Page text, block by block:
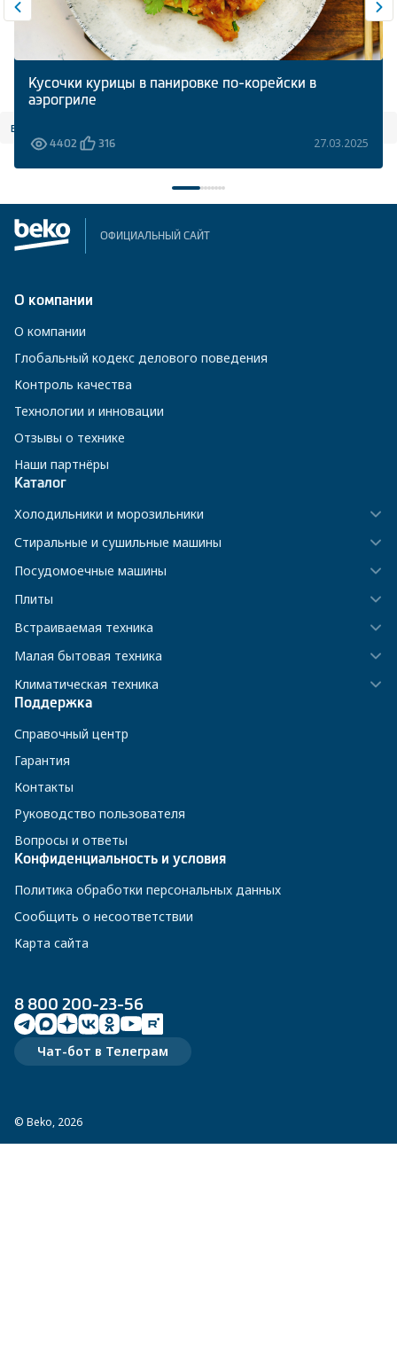
все статьи
Кусочки курицы в панировке по-корейски в
аэрогриле
4402 316 27.03.2025
ОФИЦИАЛЬНЫЙ САЙТ
© Beko, 2026
О компании
О компании
Глобальный кодекс делового поведения
Контроль качества
Технологии и инновации
Отзывы о технике
Наши партнёры
Каталог
Холодильники и морозильники
Стиральные и сушильные машины
Посудомоечные машины
Плиты
Встраиваемая техника
Малая бытовая техника
Климатическая техника
Поддержка
Справочный центр
Гарантия
Контакты
Руководство пользователя
Вопросы и ответы
Конфиденциальность и условия
Политика обработки персональных данных
Сообщить о несоответствии
Карта сайта
8 800 200-23-56
Чат-бот в Телеграм